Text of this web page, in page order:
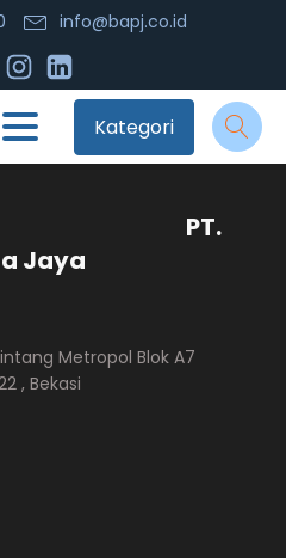
info@bapj.co.id
Kategori
Jaya
Metropol Blok A7
, Bekasi